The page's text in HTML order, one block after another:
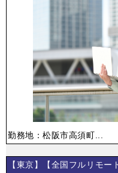
勤務地：松阪市高須町...
【東京】【全国フルリモ